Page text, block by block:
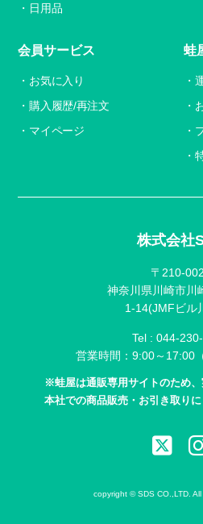
株式会社
〒210-
神奈川県川崎市川
1-14(JMFビル
Tel : 044-
営業時間：9:00～17:00
※蛙屋は通販専用サイトのため、
本社での商品販売・お引き取りに
日用品
会員サービス
お気に入り
購入履歴/再注文
マイページ
蛙
copyright © SDS CO.,LTD. All